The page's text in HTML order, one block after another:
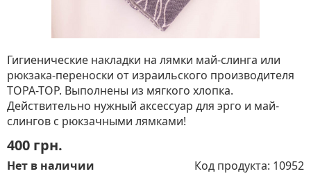
Гигиенические накладки на лямки май-слинга или
рюкзака-переноски от израильского производителя
TOPA-TOP. Выполнены из мягкого хлопка.
Действительно нужный аксессуар для эрго и май-
слингов с рюкзачными лямками!
400 грн.
Нет в наличии Код продукта: 10952